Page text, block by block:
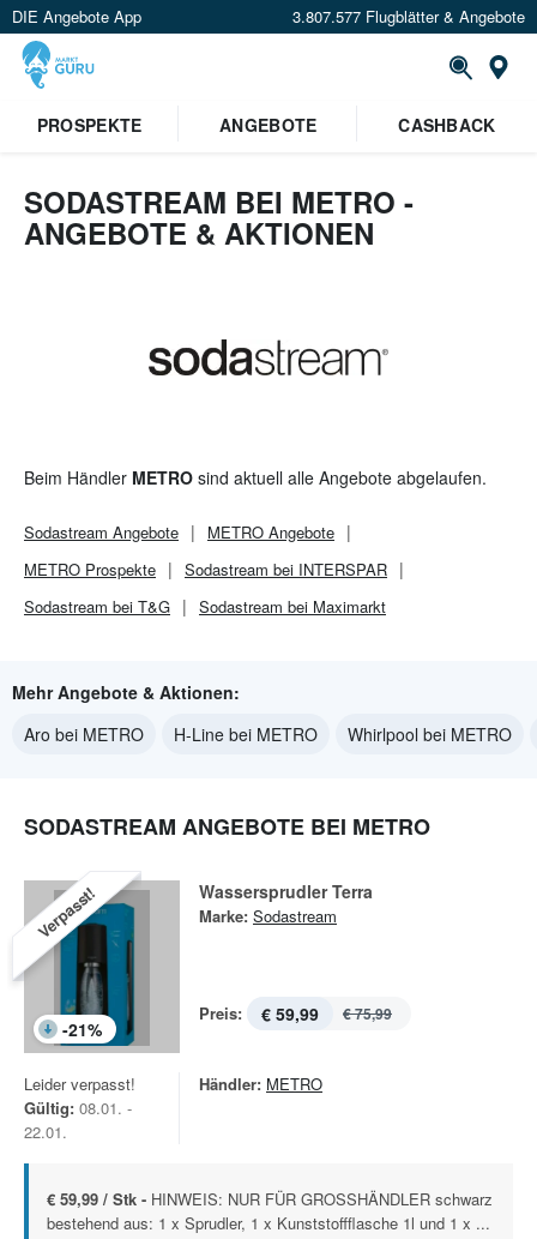
DIE Angebote App 3.807.577 Flugblätter & Angebote
PROSPEKTE
ANGEBOTE CASHBACK
SODASTREAM BEI METRO -
ANGEBOTE & AKTIONEN
Beim Händler METRO sind aktuell alle Angebote abgelaufen.
Sodastream Angebote METRO Angebote
METRO Prospekte
Sodastream bei INTERSPAR
Sodastream bei T&G
Sodastream bei Maximarkt
Mehr Angebote & Aktionen:
Aro bei METRO
H-Line bei METRO Whirlpool bei METRO
SODASTREAM ANGEBOTE BEI METRO
Verpasst!
-21%
Wassersprudler Terra
Marke: Sodastream
Preis: € 59,99 € 75,99
Leider verpasst!
Gültig: 08.01. -
22.01.
Händler: METRO
€ 59,99 / Stk - HINWEIS: NUR FÜR GROSSHÄNDLER schwarz
bestehend aus: 1 x Sprudler, 1 x Kunststoffflasche 1l und 1 x ...